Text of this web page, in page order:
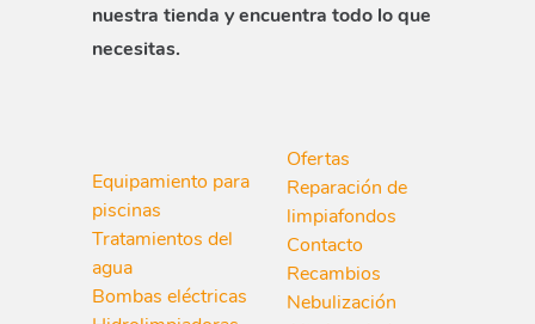
nuestra tienda y encuentra todo lo que
necesitas.
Equipamiento para
piscinas
Tratamientos del
agua
Bombas eléctricas
Ofertas
Reparación de
limpiafondos
Contacto
Recambios
Nebulización